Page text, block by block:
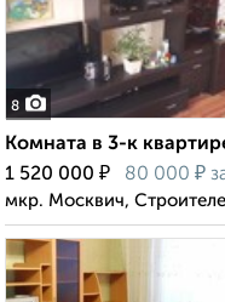
8
Комната в 3-к
1 520 000 ₽ 80 000 ₽
мкр. Москвич,